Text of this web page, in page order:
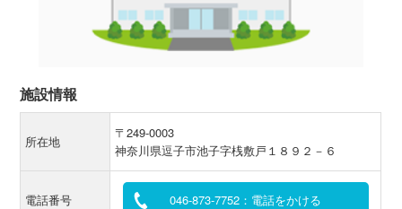
施設情報
所在地
〒249-0003
神奈川県逗子市池子字桟敷戸１８９２－６
電話番号 046-873-7752：電話をかける